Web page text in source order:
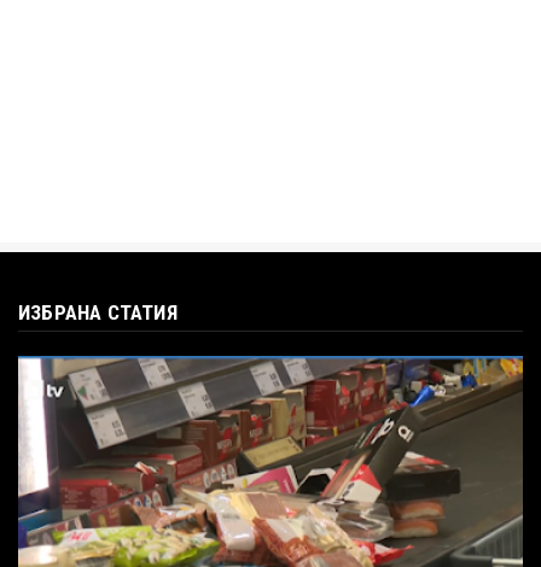
ИЗБРАНА СТАТИЯ